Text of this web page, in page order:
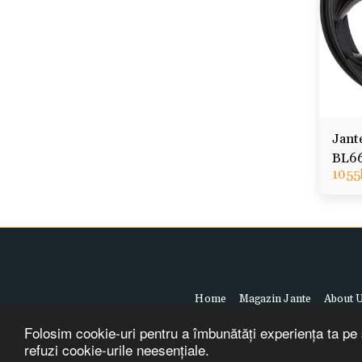
Folosim cookie-uri pentru a îmbunătăți experiența ta
refuzi cookie-urile neesențiale.
1055
Home Magazin Jante About